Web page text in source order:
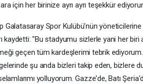
için her birinize ayrı ayrı teşekkür
Galatasaray Spor Kulübü'nün
kaydetti: "Bu stadyumu sizlerle yani her biri
geçen tüm kardeşlerimi tebrik
şu anda bizleri takip eden, bizlere
yolluyorum. Gazze'de, Batı